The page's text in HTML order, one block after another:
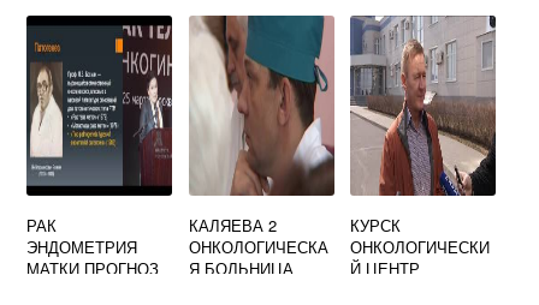
РАК
ЭНДОМЕТРИЯ
МАТКИ ПРОГНОЗ
КАЛЯЕВА 2
ОНКОЛОГИЧЕСКА
Я БОЛЬНИЦА
КУРСК
ОНКОЛОГИЧЕСКИ
Й ЦЕНТР